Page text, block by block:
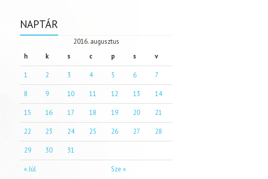
NAPTÁR
2016. augusztus
h
k s c p s v
« Júl Sze »
1 2 3 4 5 6 7
8 9 10 11 12 13 14
15 16 17 18 19 20 21
22 23 24 25 26 27 28
29 30 31